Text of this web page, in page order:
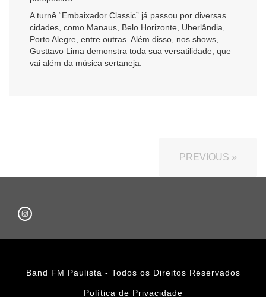
A turnê “Embaixador Classic” já passou por diversas
cidades, como Manaus, Belo Horizonte, Uberlândia,
Porto Alegre, entre outras. Além disso, nos shows,
Gusttavo Lima demonstra toda sua versatilidade, que
vai além da música sertaneja.
PREVIOUS »
Band FM Paulista - Todos os Direitos Reservados
Política de Privacidade